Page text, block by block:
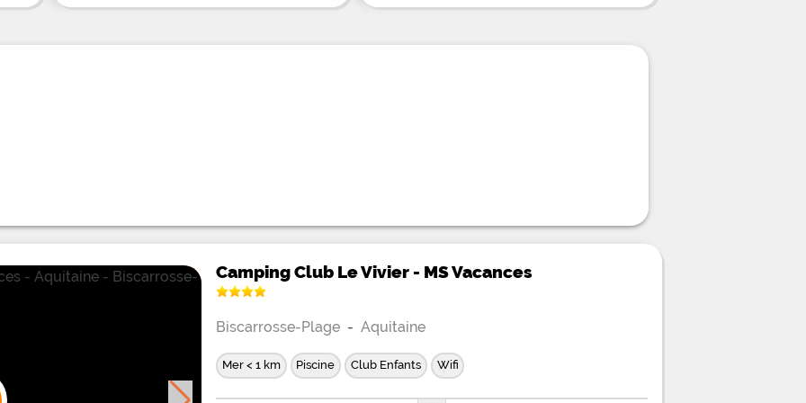
Camping Club Le Vivier - MS Vacances
Biscarrosse-Plage - Aquitaine
Mer < 1 km Piscine Club Enfants Wifi